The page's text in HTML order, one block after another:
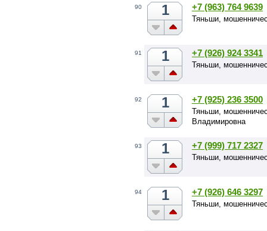
90 1 +7 (963) 764 9639
Тяньши,
91 1 +7 (926) 924 3341
Тяньши,
92 1 +7 (925) 236 3500
Тяньши,
Владимировна
93 1 +7 (999) 717 2327
Тяньши,
94 1 +7 (926) 646 3297
Тяньши,